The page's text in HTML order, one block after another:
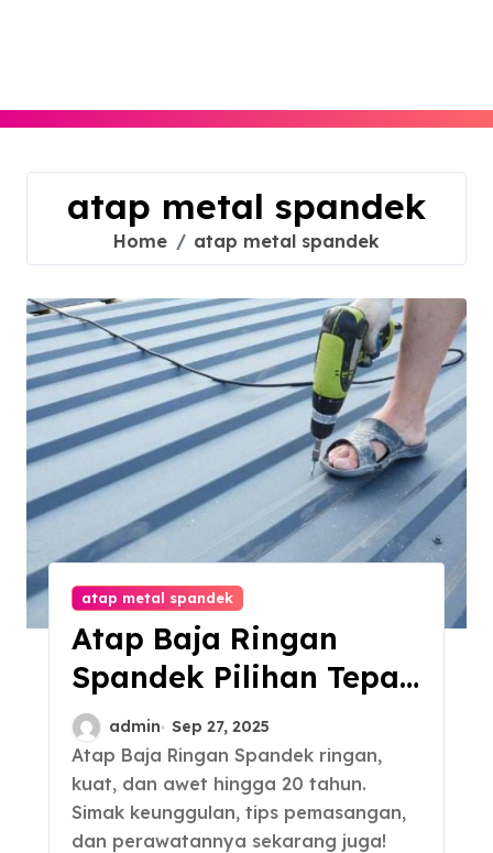
atap metal spandek
Home atap metal spandek
atap metal spandek
Atap Baja Ringan
Spandek Pilihan Tepat
untuk Hunian Modern
admin Sep 27, 2025
Atap Baja Ringan Spandek ringan,
kuat, dan awet hingga 20 tahun.
Simak keunggulan, tips pemasangan,
dan perawatannya sekarang juga!